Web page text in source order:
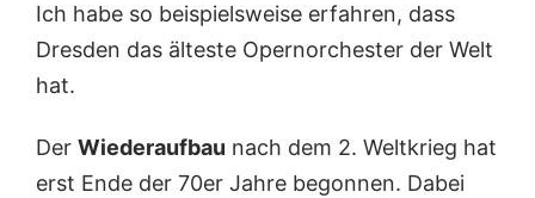
Ich habe so beispielsweise erfahren, dass
Dresden das älteste Opernorchester der Welt
hat.
Der Wiederaufbau nach dem 2. Weltkrieg hat
erst Ende der 70er Jahre begonnen. Dabei